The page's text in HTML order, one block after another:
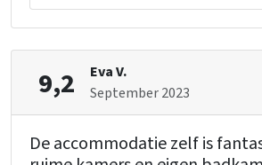
9,2
Eva V.
September 2023
De accommodatie zelf is